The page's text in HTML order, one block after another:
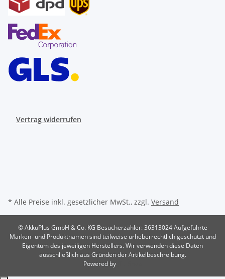
Vertrag widerrufen
* Alle Preise inkl. gesetzlicher MwSt., zzgl. Versand
© AkkuPlus GmbH & Co. KG Besucherzähler: 36313024Aufgeführte
Marken- und Produktnamen sind teilweise urheberrechtlich geschützt und
Eigentum des jeweiligen Herstellers. Wir verwenden diese Daten
ausschließlich aus Gründen der Artikelbeschreibung.
Powered by